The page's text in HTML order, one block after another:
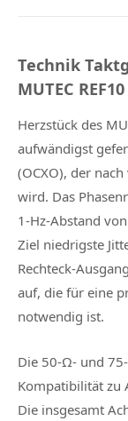
Technik
MUTEC
Herzstück des
aufwändigst
(OCXO), der
wird. Das
1‑Hz‑Abstand
Ziel niedrigste
auf, die für eine
notwendig ist.
Die 50‑Ω‑ und
Kompatibilität zu
Die insgesamt